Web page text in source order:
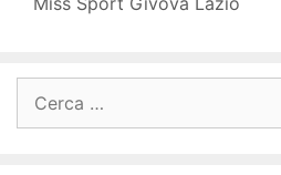
per: